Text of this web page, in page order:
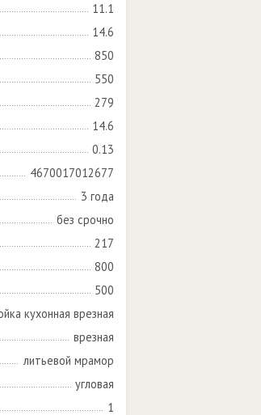
11.1
14.6
850
550
279
14.6
0.13
4670017012677
3 года
без срочно
217
800
500
кухонная врезная
врезная
литьевой мрамор
угловая
1